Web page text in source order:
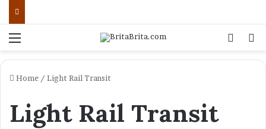
Menu Log In
Home / Light Rail Transit
Light Rail Transit